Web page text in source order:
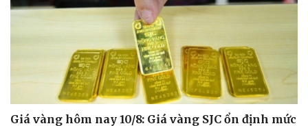
Giá vàng hôm nay 10/8: Giá vàng SJC ổn định mức